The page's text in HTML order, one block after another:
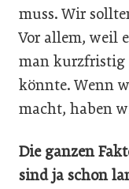
muss. Wir
Vor allem, weil
man kurzfristig
könnte. Wenn
macht, haben
Die ganzen
sind ja schon